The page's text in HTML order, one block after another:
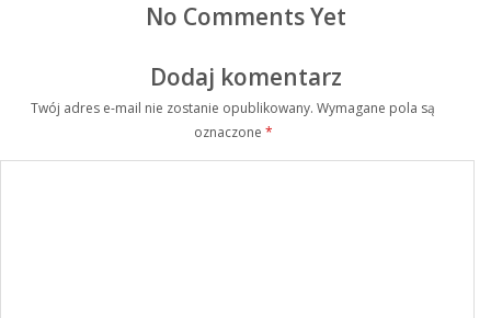
No Comments Yet
Dodaj komentarz
Twój adres e-mail nie zostanie opublikowany. Wymagane pola są
oznaczone *